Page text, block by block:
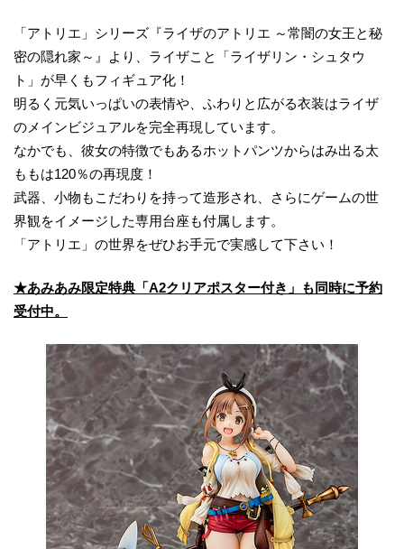
「アトリエ」シリーズ『ライザのアトリエ ～常闇の女王と秘
密の隠れ家～』より、ライザこと「ライザリン・シュタウ
ト」が早くもフィギュア化！
明るく元気いっぱいの表情や、ふわりと広がる衣装はライザ
のメインビジュアルを完全再現しています。
なかでも、彼女の特徴でもあるホットパンツからはみ出る太
ももは120％の再現度！
武器、小物もこだわりを持って造形され、さらにゲームの世
界観をイメージした専用台座も付属します。
「アトリエ」の世界をぜひお手元で実感して下さい！
★あみあみ限定特典「A2クリアポスター付き」も同時に予約
受付中。